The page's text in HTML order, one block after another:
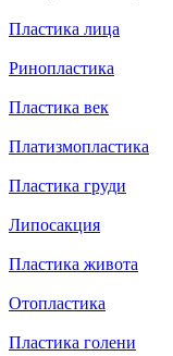
Пластика лица
Ринопластика
Пластика век
Платизмопластика
Пластика груди
Липосакция
Пластика живота
Отопластика
Пластика голени